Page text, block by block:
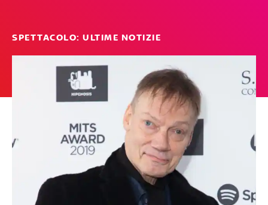
SPETTACOLO: ULTIME NOTIZIE